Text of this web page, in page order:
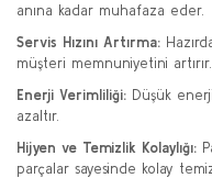
anına kadar muhafaza eder.
Servis Hızını Artırma:
müşteri memnuniyetini artırır.
Enerji Verimliliği: Düşük
azaltır.
Hijyen ve Temizlik Kolaylığı:
parçalar sayesinde kolay